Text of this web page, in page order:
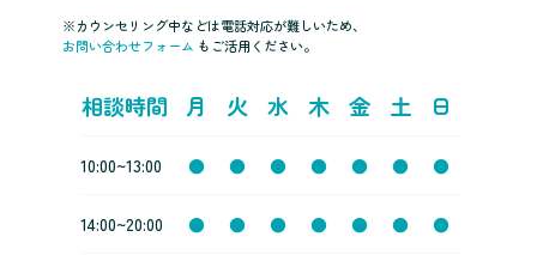
※カウンセリング中などは電話対応が難しいため、
お問い合わせフォーム もご活用ください。
相談時間 月 火 水 木 金 土 日
10:00~13:00 ● ● ● ● ● ● ●
14:00~20:00 ● ● ● ● ● ● ●